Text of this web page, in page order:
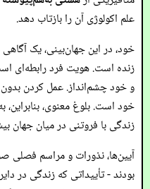
علم اکولوژی آن را بازتاب دهد.
خود، در این جهان‌بینی، یک
زنده است. هویت فرد رابطه‌ای
و خود چشم‌انداز. عمل کردن بدون
خود است. بلوغ معنوی،
زندگی با فروتنی در میان جهان
آیین‌ها، نذورات و مراسم فصلی
بودند - تأییداتی که زندگی در